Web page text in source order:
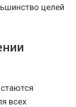
целей
всех